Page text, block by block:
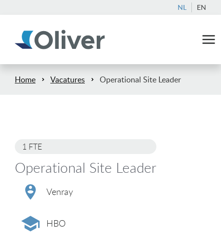
NL EN
Home Vacatures Operational Site Leader
1 FTE
Operational Site Leader
Venray
HBO